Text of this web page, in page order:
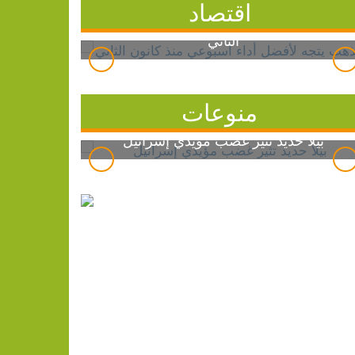
اقتصاد
الذهب يتجه لأفضل أداء أسبوعي منذ كانون
الثاني
منوعات
بيلا حديد تثير غضب مؤيدي إسرائيل